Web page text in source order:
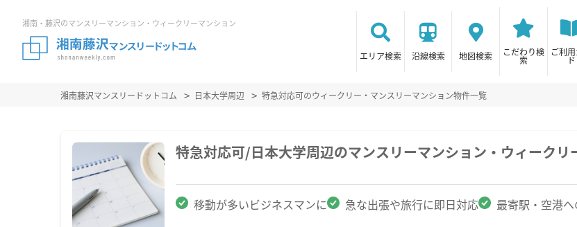
湘南・藤沢のマンスリーマンション・ウィークリーマンション
エリア検索 沿線検索 地図検索 こだわり検
索
ご利
ド
湘南藤沢マンスリードットコム 日本大学周辺 特急対応可のウィークリー・マンスリーマンション物件一覧
特急対応可/日本大学周辺のマンスリーマンション・ウィークリ
移動が多いビジネスマンに 急な出張や旅行に即日対応 最寄駅・空港